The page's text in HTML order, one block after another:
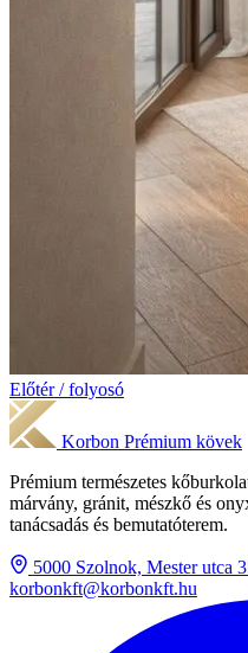
Előtér / folyosó
Korbon Prémium kövek
Prémium természetes
márvány, gránit, mészkő és
tanácsadás és bemutatóterem.
5000 Szolnok, Mester utca
korbonkft@korbonkft.hu